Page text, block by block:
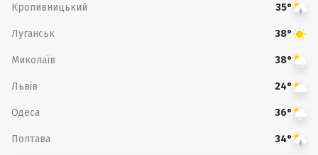
Кропивницький 35°
Луганськ 38°
Миколаїв 38°
Львів 24°
Одеса 36°
Полтава 34°